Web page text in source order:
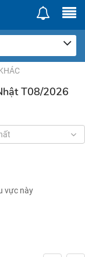
T08/2026
vực này